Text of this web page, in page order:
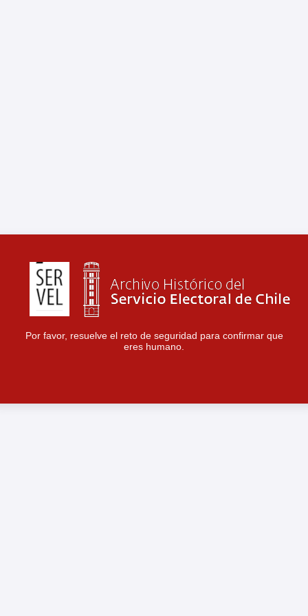
Por favor, resuelve el reto de seguridad para confirmar que
eres humano.